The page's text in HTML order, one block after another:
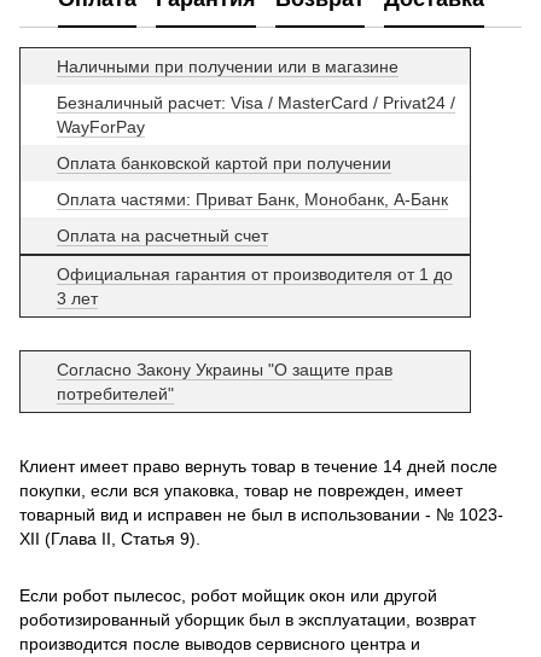
Наличными при получении или в магазине
Безналичный расчет: Visa / MasterCard / Privat24 /
WayForPay
Оплата банковской картой при получении
Оплата частями: Приват Банк, Монобанк, А-Банк
Оплата на расчетный счет
Официальная гарантия от производителя от 1 до
3 лет
Согласно Закону Украины "О защите прав
потребителей"
Клиент имеет право вернуть товар в течение 14 дней после
покупки, если вся упаковка, товар не поврежден, имеет
товарный вид и исправен не был в использовании - № 1023-
XII (Глава II, Статья 9).
Если робот пылесос, робот мойщик окон или другой
роботизированный уборщик был в эксплуатации, возврат
производится после выводов сервисного центра и